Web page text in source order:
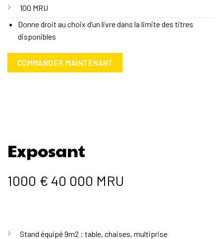
100 MRU
Donne droit au choix d’un livre dans la limite des titres
disponibles
COMMANDER MAINTENANT
Exposant
1000 € 40 000 MRU
Stand équipé 9m2 : table, chaises, multiprise